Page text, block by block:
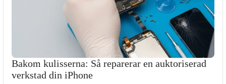
Bakom kulisserna: Så reparerar en auktoriserad
verkstad din iPhone